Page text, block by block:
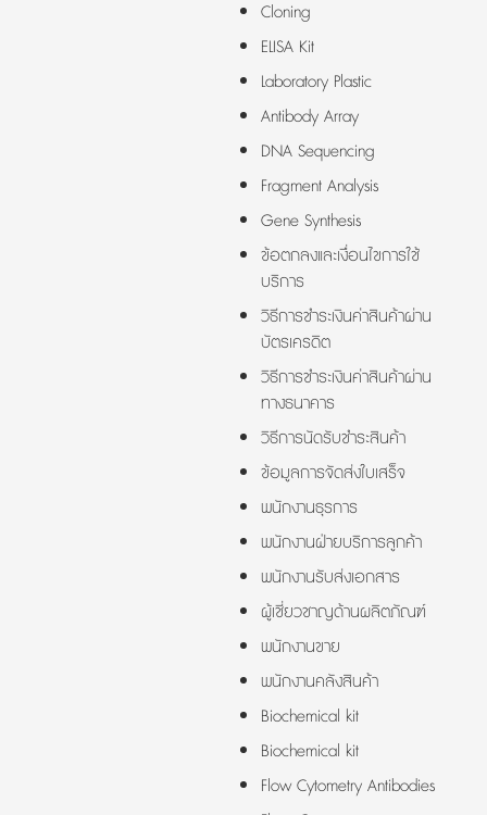
Cloning
ELISA Kit
Laboratory Plastic
Antibody Array
DNA Sequencing
Fragment Analysis
Gene Synthesis
ข้อตกลงและเงื่อนไขการใช้
บริการ
วิธีการชำระเงินค่าสินค้าผ่าน
บัตรเครดิต
วิธีการชำระเงินค่าสินค้าผ่าน
ทางธนาคาร
วิธีการนัดรับชำระสินค้า
ข้อมูลการจัดส่งใบเสร็จ
พนักงานธุรการ
พนักงานฝ่ายบริการลูกค้า
พนักงานรับส่งเอกสาร
ผู้เชี่ยวชาญด้านผลิตภัณฑ์
พนักงานขาย
พนักงานคลังสินค้า
Biochemical kit
Biochemical kit
Flow Cytometry Antibodies